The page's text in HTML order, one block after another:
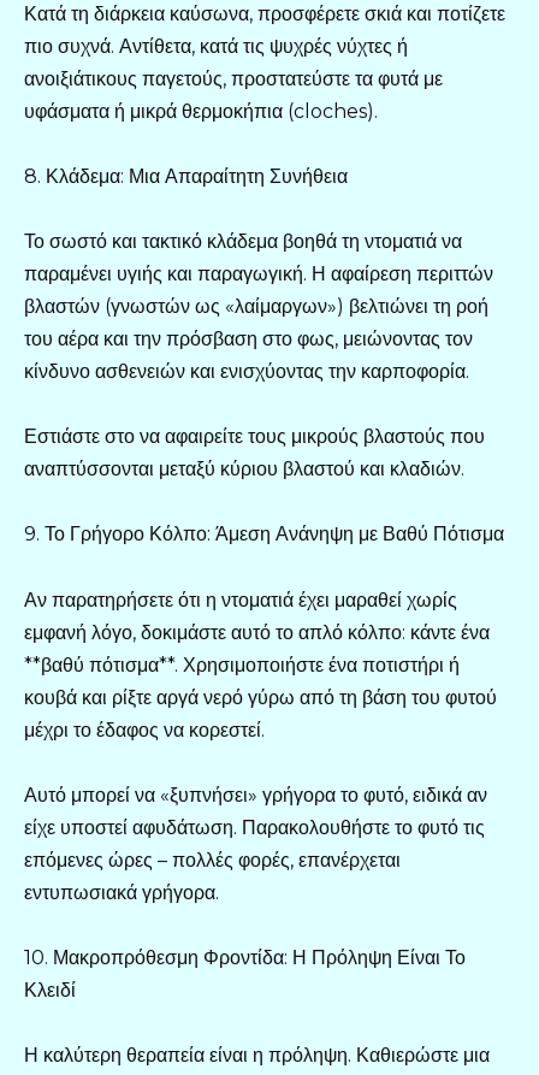
Κατά τη διάρκεια καύσωνα, προσφέρετε σκιά και ποτίζετε
πιο συχνά. Αντίθετα, κατά τις ψυχρές νύχτες ή
ανοιξιάτικους παγετούς, προστατεύστε τα φυτά με
υφάσματα ή μικρά θερμοκήπια (cloches).
8. Κλάδεμα: Μια Απαραίτητη Συνήθεια
Το σωστό και τακτικό κλάδεμα βοηθά τη ντοματιά να
παραμένει υγιής και παραγωγική. Η αφαίρεση περιττών
βλαστών (γνωστών ως «λαίμαργων») βελτιώνει τη ροή
του αέρα και την πρόσβαση στο φως, μειώνοντας τον
κίνδυνο ασθενειών και ενισχύοντας την καρποφορία.
Εστιάστε στο να αφαιρείτε τους μικρούς βλαστούς που
αναπτύσσονται μεταξύ κύριου βλαστού και κλαδιών.
9. Το Γρήγορο Κόλπο: Άμεση Ανάνηψη με Βαθύ Πότισμα
Αν παρατηρήσετε ότι η ντοματιά έχει μαραθεί χωρίς
εμφανή λόγο, δοκιμάστε αυτό το απλό κόλπο: κάντε ένα
**βαθύ πότισμα**. Χρησιμοποιήστε ένα ποτιστήρι ή
κουβά και ρίξτε αργά νερό γύρω από τη βάση του φυτού
μέχρι το έδαφος να κορεστεί.
Αυτό μπορεί να «ξυπνήσει» γρήγορα το φυτό, ειδικά αν
είχε υποστεί αφυδάτωση. Παρακολουθήστε το φυτό τις
επόμενες ώρες – πολλές φορές, επανέρχεται
εντυπωσιακά γρήγορα.
10. Μακροπρόθεσμη Φροντίδα: Η Πρόληψη Είναι Το
Κλειδί
Η καλύτερη θεραπεία είναι η πρόληψη. Καθιερώστε μια